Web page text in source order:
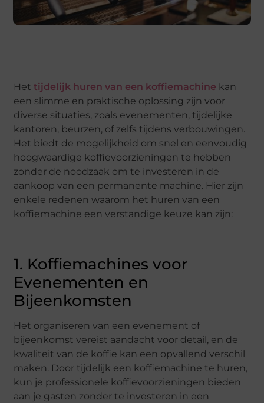
Hettijdelijk huren van een koffiemachine kan
een slimme en praktische oplossing zijn voor
diverse situaties, zoals evenementen, tijdelijke
kantoren, beurzen, of zelfs tijdens verbouwingen.
Het biedt de mogelijkheid om snel en eenvoudig
hoogwaardige koffievoorzieningen te hebben
zonder de noodzaak om te investeren in de
aankoop van een permanente machine. Hier zijn
enkele redenen waarom het huren van een
koffiemachine een verstandige keuze kan zijn:
1. Koffiemachines voor
Evenementen en
Bijeenkomsten
Het organiseren van een evenement of
bijeenkomst vereist aandacht voor detail, en de
kwaliteit van de koffie kan een opvallend verschil
maken. Door tijdelijk een koffiemachine te huren,
kun je professionele koffievoorzieningen bieden
aan je gasten zonder te investeren in een